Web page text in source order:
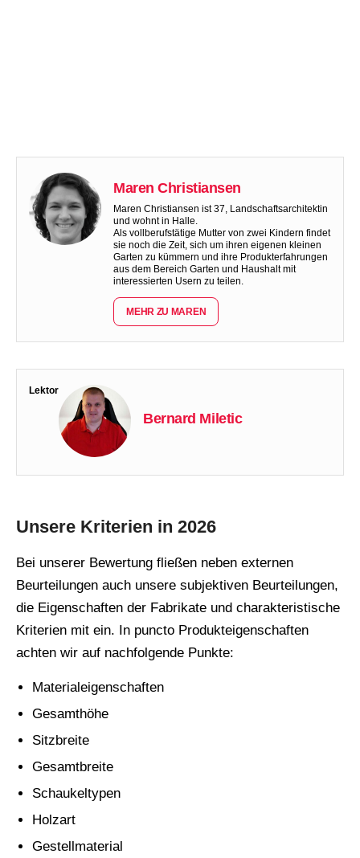
Maren Christiansen
Maren Christiansen ist 37, Landschaftsarchitektin
und wohnt in Halle.
Als vollberufstätige Mutter von zwei Kindern findet
sie noch die Zeit, sich um ihren eigenen kleinen
Garten zu kümmern und ihre Produkterfahrungen
aus dem Bereich Garten und Haushalt mit
interessierten Usern zu teilen.
MEHR ZU MAREN
Lektor
Bernard Miletic
Unsere Kriterien in 2026
Bei unserer Bewertung fließen neben externen
Beurteilungen auch unsere subjektiven Beurteilungen,
die Eigenschaften der Fabrikate und charakteristische
Kriterien mit ein. In puncto Produkteigenschaften
achten wir auf nachfolgende Punkte:
Materialeigenschaften
Gesamthöhe
Sitzbreite
Gesamtbreite
Schaukeltypen
Holzart
Gestellmaterial